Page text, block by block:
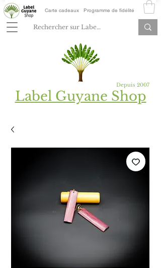
Carte cadeaux Programme de fidélité
Depuis 2007
Label Guyane Shop